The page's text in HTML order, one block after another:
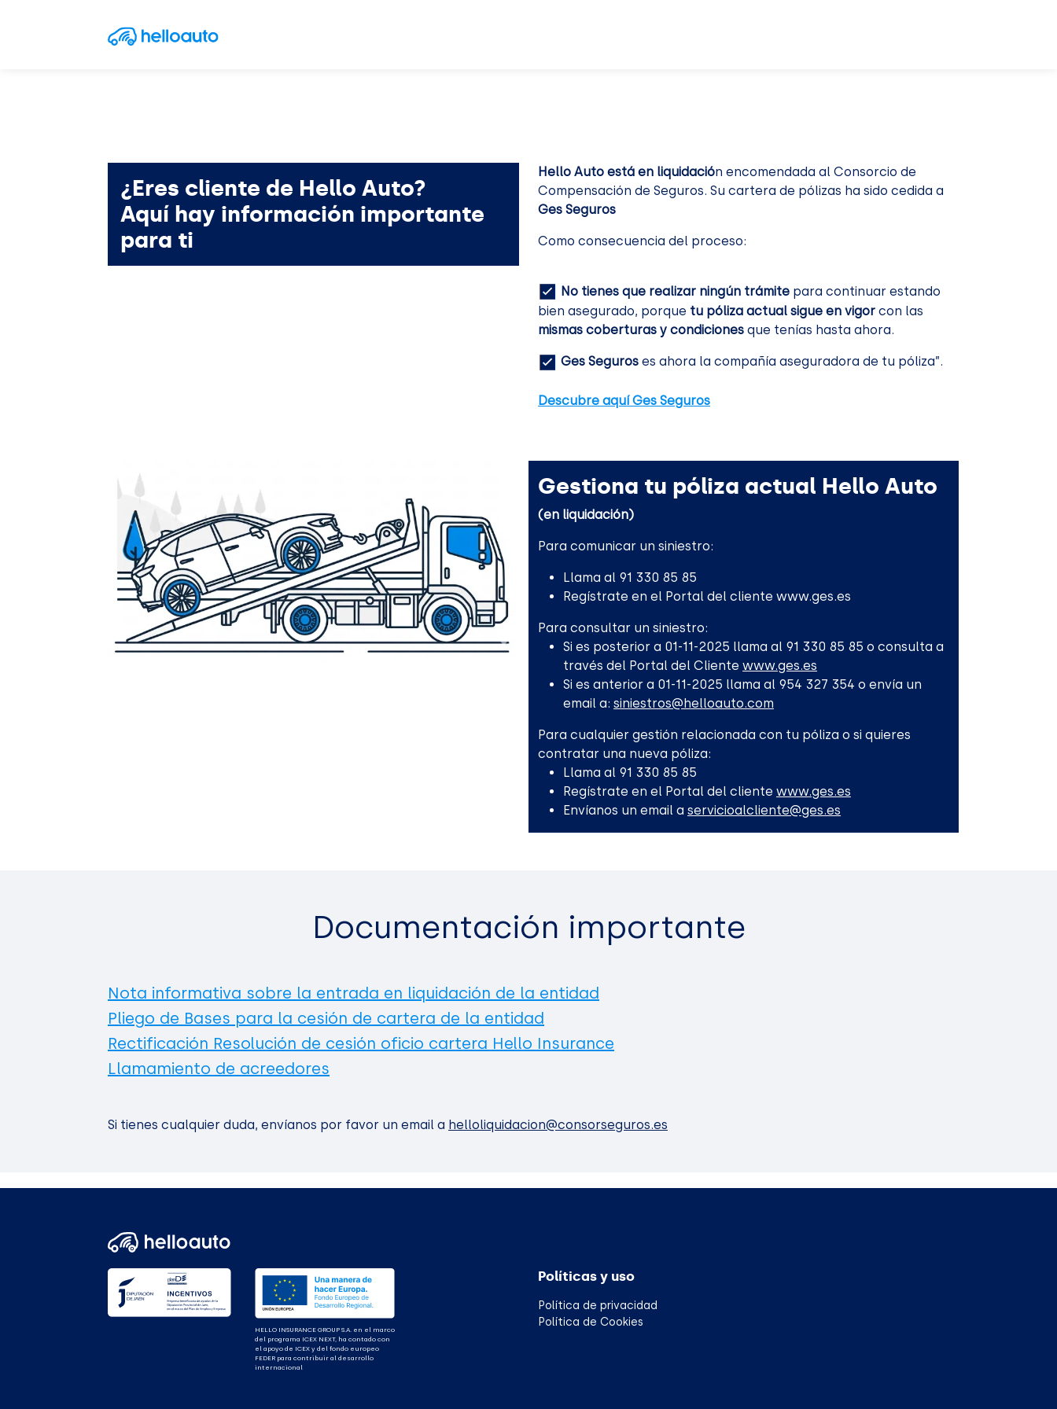
Saltar al contenido
Navegación principal
¿Eres cliente de Hello Auto?
Aquí hay información importante
para ti
Hello Auto está en liquidación encomendada al Consorcio de
Compensación de Seguros. Su cartera de pólizas ha sido cedida a
Ges Seguros
Como consecuencia del proceso:
No tienes que realizar ningún trámite para continuar estando
bien asegurado, porque tu póliza actual sigue en vigor con las
mismas coberturas y condiciones que tenías hasta ahora.
Ges Seguros es ahora la compañía aseguradora de tu póliza”.
Descubre aquí Ges Seguros
Gestiona tu póliza actual Hello Auto
(en liquidación)
Para comunicar un siniestro:
Llama al 91 330 85 85
Regístrate en el Portal del cliente www.ges.es
Para consultar un siniestro:
Si es posterior a 01-11-2025 llama al 91 330 85 85 o consulta a
través del Portal del Cliente www.ges.es
Si es anterior a 01-11-2025 llama al 954 327 354 o envía un
email a: siniestros@helloauto.com
Para cualquier gestión relacionada con tu póliza o si quieres
contratar una nueva póliza:
Llama al 91 330 85 85
Regístrate en el Portal del cliente www.ges.es
Envíanos un email a servicioalcliente@ges.es
Documentación importante
Nota informativa sobre la entrada en liquidación de la entidad
Pliego de Bases para la cesión de cartera de la entidad
Rectificación Resolución de cesión oficio cartera Hello Insurance
Llamamiento de acreedores
Si tienes cualquier duda, envíanos por favor un email a helloliquidacion@consorseguros.es
HELLO INSURANCE GROUP S.A. en el marco
del programa ICEX NEXT, ha contado con
el apoyo de ICEX y del fondo europeo
FEDER para contribuir al desarrollo
internacional
Políticas y uso
Política de privacidad
Política de Cookies